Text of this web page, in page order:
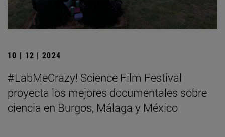
10 | 12 | 2024
#LabMeCrazy! Science Film Festival
proyecta los mejores documentales sobre
ciencia en Burgos, Málaga y México